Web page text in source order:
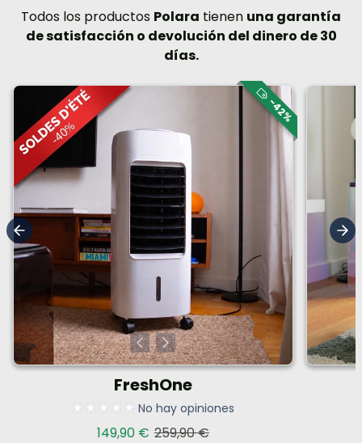
Todos los productos Polara tienen una garantía
de satisfacción o devolución del dinero de 30
días.
-42%
FreshOne
No hay opiniones
Precio de venta
149,90 € Precio habitual
259,90 €